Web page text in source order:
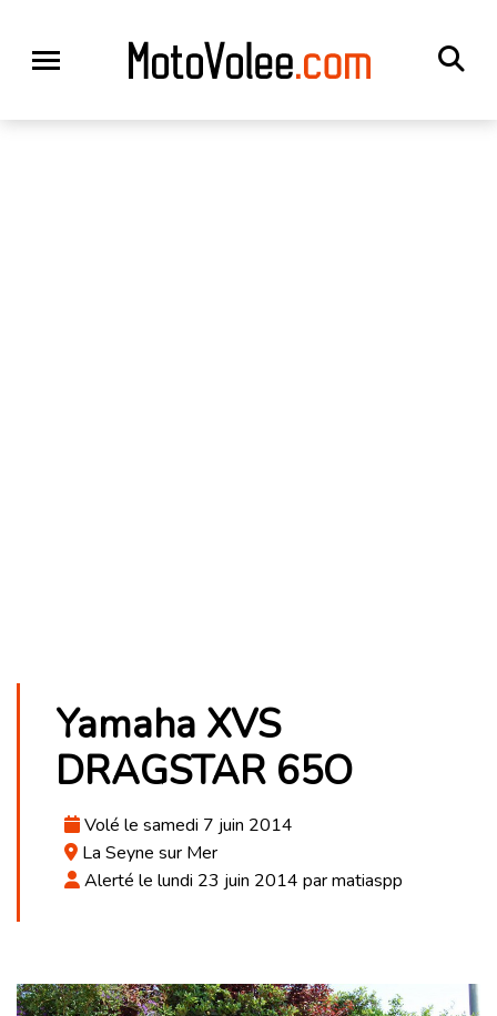
Yamaha XVS
DRAGSTAR 65O
Volé le samedi 7 juin 2014
La Seyne sur Mer
Alerté le lundi 23 juin 2014 par matiaspp